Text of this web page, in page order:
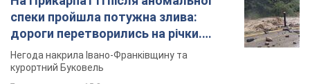
спеки пройшла потужна злива:
дороги перетворились на річки.
Відео
Негода накрила Івано-Франківщину та
курортний Буковель